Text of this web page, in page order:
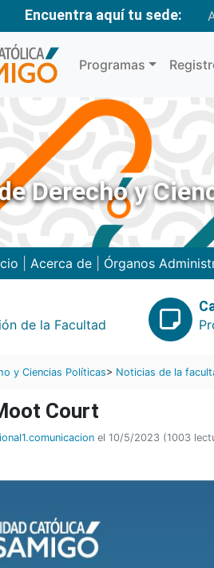
Encuentra aquí tu sede:
Programas
Derecho y
Acerca de| Órganos
de la Facultad
y Ciencias Políticas> Noticias de la
Court
el 10/5/2023 (1003